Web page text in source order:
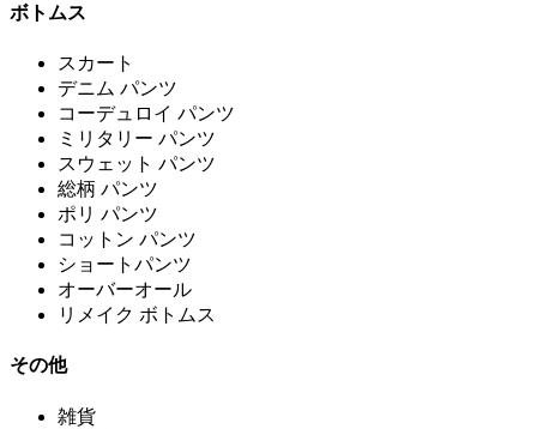
ボトムス
スカート
デニム パンツ
コーデュロイ パンツ
ミリタリー パンツ
スウェット パンツ
総柄 パンツ
ポリ パンツ
コットン パンツ
ショートパンツ
オーバーオール
リメイク ボトムス
その他
雑貨